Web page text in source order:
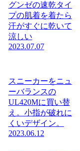
グンゼの速乾タイ
プの肌着を着たら
汗がすぐに乾いて
涼しい
2023.07.07
スニーカーをニュ
ーバランスの
UL420Mに買い替
え。小指が破れに
くいデザイン。
2023.06.12